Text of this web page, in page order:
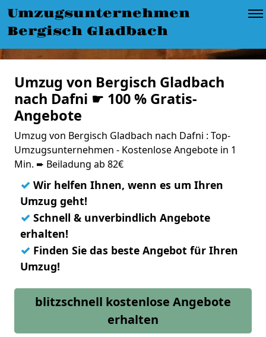
Umzugsunternehmen
Bergisch Gladbach
Umzug von Bergisch Gladbach
nach Dafni ☛ 100 % Gratis-
Angebote
Umzug von Bergisch Gladbach nach Dafni : Top-
Umzugsunternehmen - Kostenlose Angebote in 1
Min. ➨ Beiladung ab 82€
✓ Wir helfen Ihnen, wenn es um Ihren
Umzug geht!
✓ Schnell & unverbindlich Angebote
erhalten!
✓ Finden Sie das beste Angebot für Ihren
Umzug!
blitzschnell kostenlose Angebote
erhalten